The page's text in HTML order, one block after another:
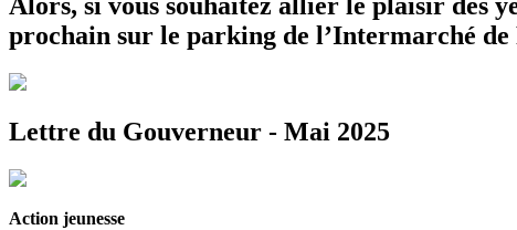
Alors, si vous souhaitez allier le plaisir des
prochain sur le parking de l’Intermarché de
Lettre du Gouverneur - Mai 2025
Action jeunesse